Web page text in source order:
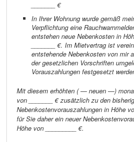
_______ €
In Ihrer Wohnung wurde gemäß
Verpflichtung eine
entstehen neue Nebenkosten in
_______ €. Im Mietvertrag ist
entstehende Nebenkosten von mir
der gesetzlichen Vorschriften
Vorauszahlungen festgesetzt
Mit diesem erhöhten ( — neuen —)
von _______ € zusätzlich zu den
Nebenkostenvorauszahlungen in Höhe
für Sie daher ein neuer
Höhe von _________ €.